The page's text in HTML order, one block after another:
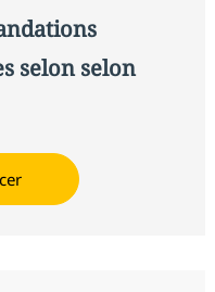
selon selon